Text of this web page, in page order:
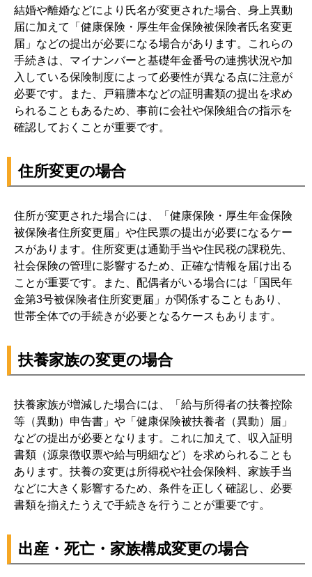
結婚や離婚などにより氏名が変更された場合、身上異動
届に加えて「健康保険・厚生年金保険被保険者氏名変更
届」などの提出が必要になる場合があります。これらの
手続きは、マイナンバーと基礎年金番号の連携状況や加
入している保険制度によって必要性が異なる点に注意が
必要です。また、戸籍謄本などの証明書類の提出を求め
られることもあるため、事前に会社や保険組合の指示を
確認しておくことが重要です。
住所変更の場合
住所が変更された場合には、「健康保険・厚生年金保険
被保険者住所変更届」や住民票の提出が必要になるケー
スがあります。住所変更は通勤手当や住民税の課税先、
社会保険の管理に影響するため、正確な情報を届け出る
ことが重要です。また、配偶者がいる場合には「国民年
金第3号被保険者住所変更届」が関係することもあり、
世帯全体での手続きが必要となるケースもあります。
扶養家族の変更の場合
扶養家族が増減した場合には、「給与所得者の扶養控除
等（異動）申告書」や「健康保険被扶養者（異動）届」
などの提出が必要となります。これに加えて、収入証明
書類（源泉徴収票や給与明細など）を求められることも
あります。扶養の変更は所得税や社会保険料、家族手当
などに大きく影響するため、条件を正しく確認し、必要
書類を揃えたうえで手続きを行うことが重要です。
出産・死亡・家族構成変更の場合